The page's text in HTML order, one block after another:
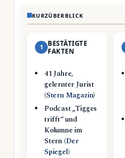
KURZÜBERBLICK
1
BESTÄTIGTE
FAKTEN
41 Jahre,
gelernter Jurist
(Stern Magazin)
Podcast „Tigges
trifft“ und
Kolumne im
Stern (Der
Spiegel)